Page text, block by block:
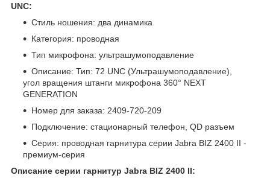
UNC:
Стиль ношения: два динамика
Категория: проводная
Тип микрофона: ультрашумоподавление
Описание: Тип: 72 UNC (Ультрашумоподавление),
угол вращения штанги микрофона 360° NEXT
GENERATION
Номер для заказа: 2409-720-209
Подключение: стационарный телефон, QD разъем
Серия: проводная гарнитура серии Jabra BIZ 2400 II -
премиум-серия
Описание серии гарнитур Jabra BIZ 2400 II: